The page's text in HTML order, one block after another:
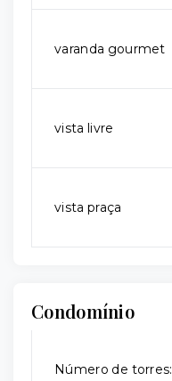
varanda gourmet
vista livre
vista praça
Condomínio
Número de torres: